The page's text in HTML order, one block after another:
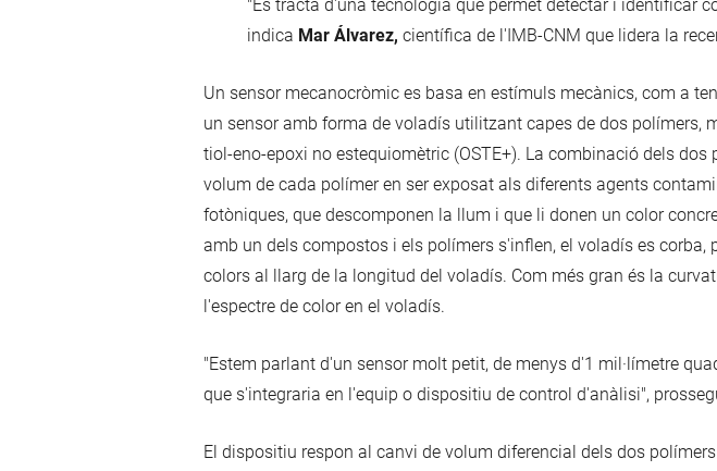
"Es tracta d'una tecnologia que permet detectar i identificar
indica Mar Álvarez, científica de l'IMB-CNM que lidera la
Un sensor mecanocròmic es basa en estímuls mecànics, com a
un sensor amb forma de voladís utilitzant capes de dos polímers,
tiol-eno-epoxi no estequiomètric (OSTE+). La combinació dels
volum de cada polímer en ser exposat als diferents agents
fotòniques, que descomponen la llum i que li donen un color
amb un dels compostos i els polímers s'inflen, el voladís es
colors al llarg de la longitud del voladís. Com més gran és la
l'espectre de color en el voladís.
"Estem parlant d'un sensor molt petit, de menys d'1 mil·límetre
que s'integraria en l'equip o dispositiu de control d'anàlisi",
El dispositiu respon al canvi de volum diferencial dels dos